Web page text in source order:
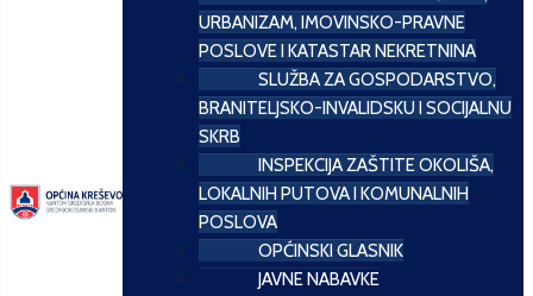
URBANIZAM, IMOVINSKO-PRAVNE
POSLOVE I KATASTAR NEKRETNINA
SLUŽBA ZA GOSPODARSTVO,
BRANITELJSKO-INVALIDSKU I SOCIJALNU
SKRB
INSPEKCIJA ZAŠTITE OKOLIŠA,
LOKALNIH PUTOVA I KOMUNALNIH
POSLOVA
OPĆINSKI GLASNIK
JAVNE NABAVKE